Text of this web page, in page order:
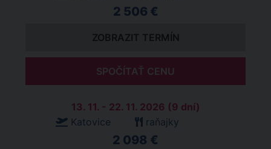
2 506 €
ZOBRAZIT TERMÍN
SPOČÍTAŤ CENU
13. 11. - 22. 11. 2026 (9 dní)
Katovice
raňajky
2 098 €